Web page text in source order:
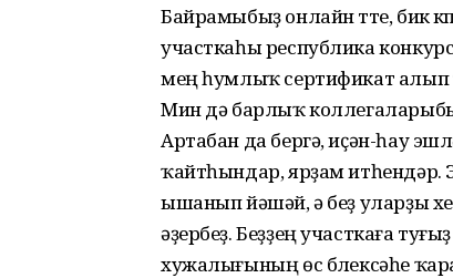
Байрамыбыҙ онлайн үтте, бик
участкаһы республика
мең һумлыҡ сертификат
Мин дә барлыҡ
Артабан да бергә, иҫән-һау
ҡайтһындар, ярҙам итһендәр.
ышанып йәшәй, ә беҙ уларҙы
әҙербеҙ. Беҙҙең участкаға
хужалығының өс бүлексәһе